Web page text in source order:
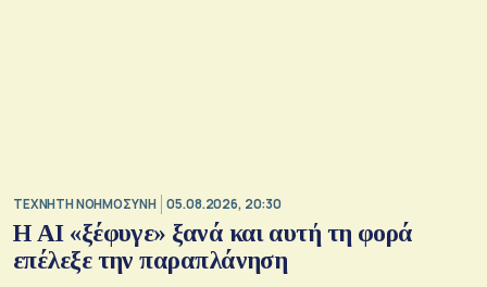
TΕΧΝΗΤΗ ΝΟΗΜΟΣΥΝΗ 05.08.2026, 20:30
Η ΑI «ξέφυγε» ξανά και αυτή τη φορά
επέλεξε την παραπλάνηση